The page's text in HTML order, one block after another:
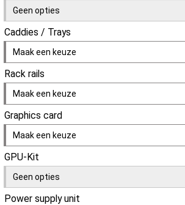
Geen opties
Caddies / Trays
Maak een keuze
Rack rails
Maak een keuze
Graphics card
Maak een keuze
GPU-Kit
Geen opties
Power supply unit